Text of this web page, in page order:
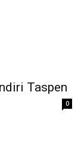
Taspen
0